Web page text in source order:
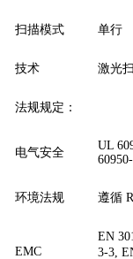
扫描模式 单行
技术 激光
法规规定：
电气安全
UL
环境法规 遵循
EMC
EN
3-3,